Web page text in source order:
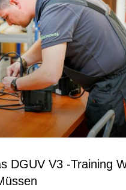
DGUV V3 -Training